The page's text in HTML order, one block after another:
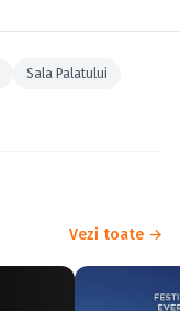
Sala Palatului
Vezi toate →